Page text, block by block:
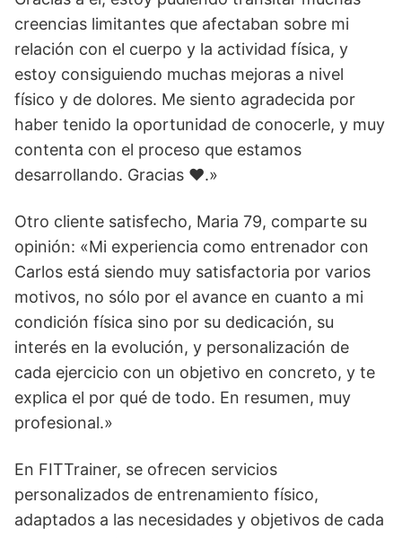
creencias limitantes que afectaban sobre mi
relación con el cuerpo y la actividad física, y
estoy consiguiendo muchas mejoras a nivel
físico y de dolores. Me siento agradecida por
haber tenido la oportunidad de conocerle, y muy
contenta con el proceso que estamos
desarrollando. Gracias ❤️.»
Otro cliente satisfecho, Maria 79, comparte su
opinión: «Mi experiencia como entrenador con
Carlos está siendo muy satisfactoria por varios
motivos, no sólo por el avance en cuanto a mi
condición física sino por su dedicación, su
interés en la evolución, y personalización de
cada ejercicio con un objetivo en concreto, y te
explica el por qué de todo. En resumen, muy
profesional.»
En FITTrainer, se ofrecen servicios
personalizados de entrenamiento físico,
adaptados a las necesidades y objetivos de cada